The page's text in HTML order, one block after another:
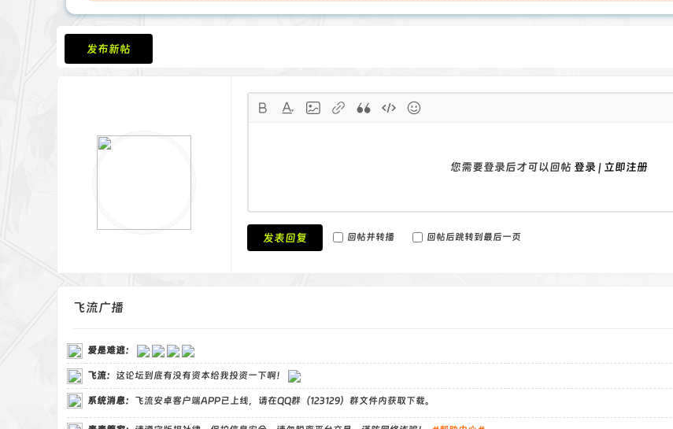
发布新帖
您需要登录后才可以回帖 登录 | 立即注册
发表回复 回帖并转播 回帖后跳转到最后一页
飞流广播
爱是难逃：
飞流： 这论坛到底有没有资本给我投资一下啊！
系统消息： 飞流安卓客户端APP已上线，请在QQ群（123129）群文件内获取下载。